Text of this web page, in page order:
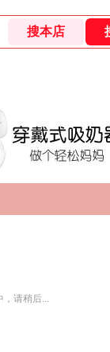
，请稍后...